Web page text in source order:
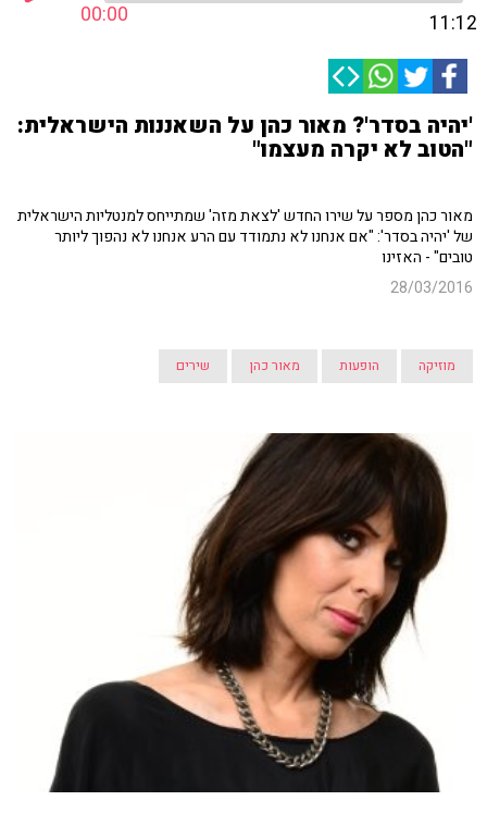
00:00 11:12
'יהיה בסדר'? מאור כהן על השאננות הישראלית:
"הטוב לא יקרה מעצמו"
מאור כהן מספר על שירו החדש 'לצאת מזה' שמתייחס למנטליות הישראלית
של 'יהיה בסדר': "אם אנחנו לא נתמודד עם הרע אנחנו לא נהפוך ליותר
טובים" - האזינו
28/03/2016
מוזיקה הופעות מאור כהן שירים